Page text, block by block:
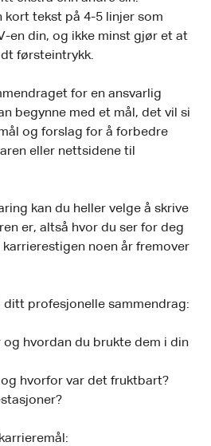
kort tekst på 4-5 linjer som
en din, og ikke minst gjør et at
førsteintrykk.
for en ansvarlig
begynne med et mål, det vil si
og forslag for å forbedre
eller nettsidene til
kan du heller velge å skrive
er, altså hvor du ser for deg
noen år fremover
ditt profesjonelle sammendrag:
og hvordan du brukte dem i din
hvorfor var det fruktbart?